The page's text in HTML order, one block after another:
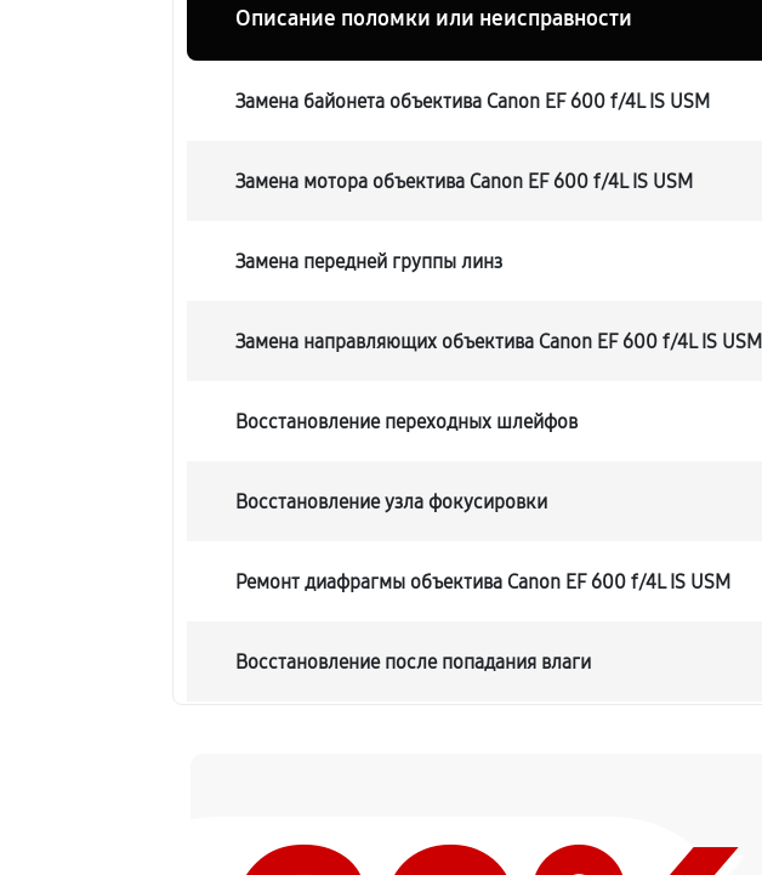
Описание поломки или неисправности
Замена байонета объектива Canon EF 600 f/4L IS USM
Замена мотора объектива Canon EF 600 f/4L IS USM
Замена передней группы линз
Замена направляющих объектива Canon EF 600 f/4L IS USM
Восстановление переходных шлейфов
Восстановление узла фокусировки
Ремонт диафрагмы объектива Canon EF 600 f/4L IS USM
Восстановление после попадания влаги